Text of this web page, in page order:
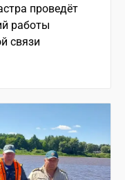
проведёт
работы
связи